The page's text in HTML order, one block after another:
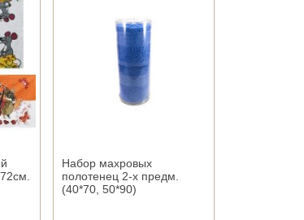
Набор махровых
полотенец 2-х предм.
(40*70, 50*90)